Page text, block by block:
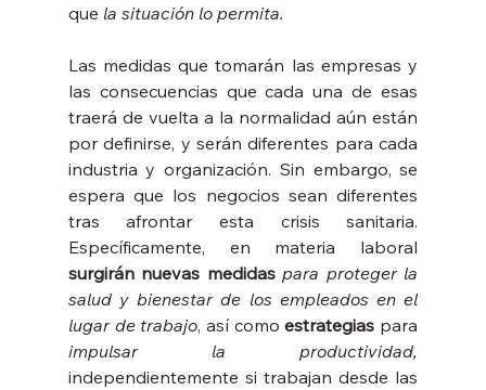
que la situación lo permita.
Las medidas que tomarán las empresas y
las consecuencias que cada una de esas
traerá de vuelta a la normalidad aún están
por definirse, y serán diferentes para cada
industria y organización. Sin embargo, se
espera que los negocios sean diferentes
tras afrontar esta crisis sanitaria.
surgirán nuevas medidas para proteger la
salud y bienestar de los empleados en el
lugar de trabajo, así como estrategias
impulsar la productividad,
independientemente si trabajan desde las